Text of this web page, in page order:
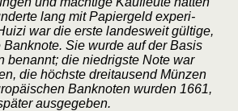
lang mit Papier­geld expe­ri­
war die ers­te lan­des­weit gül­ti­ge,
Sie wur­de auf der Basis
benannt; die nied­rigs­te Note war
die höchs­te drei­tau­send Mün­zen
Bank­no­ten wur­den 1661,
ausgegeben.